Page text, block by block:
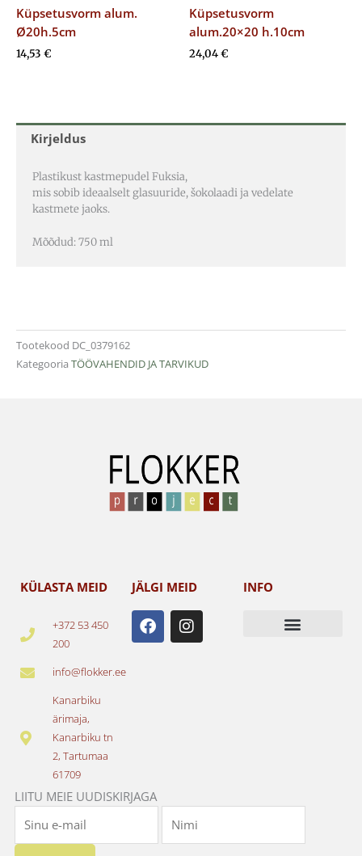
Kirjeldus
Plastikust kastmepudel Fuksia,
mis sobib ideaalselt glasuuride, šokolaadi ja vedelate
kastmete jaoks.
Mõõdud: 750 ml
Tootekood DC_0379162
Kategooria TÖÖVAHENDID JA TARVIKUD
Küpsetusvorm alum.
Ø20h.5cm
14,53 €
Küpsetusvorm
alum.20×20 h.10cm
24,04€
KÜLASTA MEID
+372 53 450
200
info@flokker.ee
Kanarbiku
ärimaja,
Kanarbiku tn
2, Tartumaa
61709
JÄLGI MEID
F
a
c
I
n
s
INFO
LIITU MEIE UUDISKIRJAGA